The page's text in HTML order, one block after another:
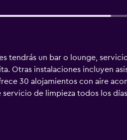
tendrás un bar o lounge,
Otras instalaciones incluyen
30 alojamientos con aire
de limpieza todos los